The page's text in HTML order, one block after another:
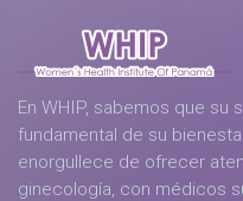
En WHIP, sabemos que su
fundamental de su
enorgullece de ofrecer
ginecología, con médicos